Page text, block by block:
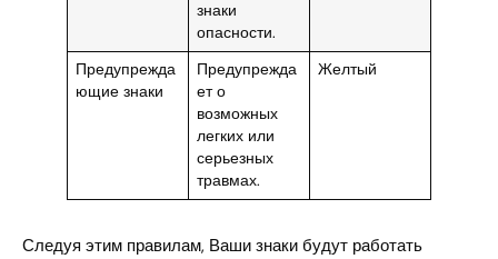
знаки
опасности.
Предупрежда
ющие знаки
Предупрежда
ет о
возможных
легких или
серьезных
травмах.
Желтый
Следуя этим правилам, Ваши знаки будут работать